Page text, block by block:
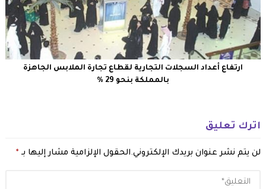
ارتفاع أعداد السجلات التجارية لقطاع تجارة الملابس الجاهزة
بالمملكة بنحو 29 %
اترك تعليق
لن يتم نشر عنوان بريدك الإلكتروني.الحقول الإلزامية مشار إليها بـ *